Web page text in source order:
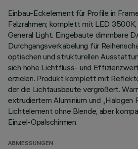
Einbau-Eckelement für Profile in
Falzrahmen; komplett mit LED
General Light. Eingebaute dimmbare
Durchgangsverkabelung für
optischen und strukturellen
sich hohe Lichtfluss- und
erzielen. Produkt komplett mit
der die Lichtausbeute vergrößert.
extrudiertem Aluminium und „Halogen
Lichtelement ohne Blende, aber
Einzel-Opalschirmen.
ABMESSUNGEN